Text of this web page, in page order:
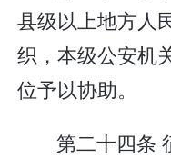
县级以上地方人
织，本级公安机
位予以协助。
第二十四条